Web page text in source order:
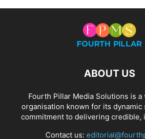
ABOUT US
Fourth Pillar Media Solutions is a
organisation known for its dynamic
commitment to delivering credible,
Contact us: